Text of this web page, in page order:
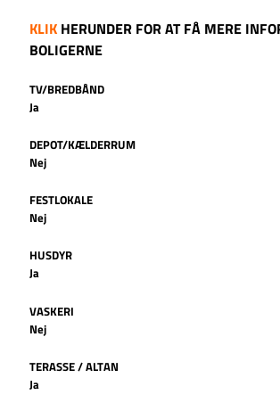
KLIK HERUNDER FOR AT FÅ MERE
BOLIGERNE
TV/BREDBÅND
Ja
DEPOT/KÆLDERRUM
Nej
FESTLOKALE
Nej
HUSDYR
Ja
VASKERI
Nej
TERASSE / ALTAN
Ja